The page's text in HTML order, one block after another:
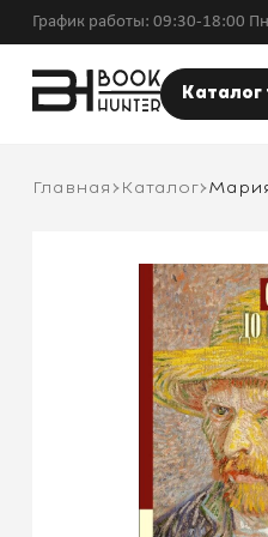
График работы: 09:30-18:00
Каталог
Главная Каталог